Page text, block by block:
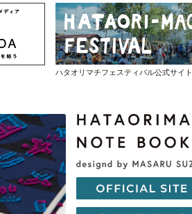
ハタオリマチフェスティバル公式サイト